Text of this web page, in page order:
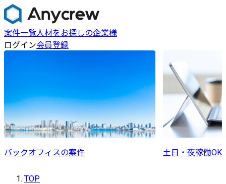
案件一覧人材をお探しの企業様
ログイン会員登録
バックオフィスの案件 土日・夜稼働OK
TOP